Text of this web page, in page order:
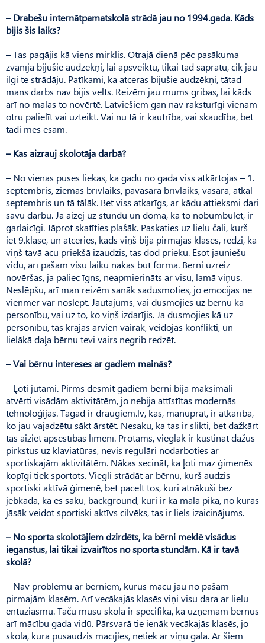
– Drabešu internātpamatskolā strādā jau no 1994.gada. Kāds
bijis šis laiks?
– Tas pagājis kā viens mirklis. Otrajā dienā pēc pasākuma
zvanīja bijušie audzēkņi, lai apsveiktu, tikai tad sapratu, cik jau
ilgi te strādāju. Patīkami, ka atceras bijušie audzēkņi, tātad
mans darbs nav bijis velts. Reizēm jau mums gribas, lai kāds
arī no malas to novērtē. Latviešiem gan nav raksturīgi vienam
otru palielīt vai uzteikt. Vai nu tā ir kautrība, vai skaudība, bet
tādi mēs esam.
– Kas aizrauj skolotāja darbā?
– No vienas puses liekas, ka gadu no gada viss atkārtojas – 1.
septembris, ziemas brīvlaiks, pavasara brīvlaiks, vasara, atkal
septembris un tā tālāk. Bet viss atkarīgs, ar kādu attieksmi dari
savu darbu. Ja aizej uz stundu un domā, kā to nobumbulēt, ir
garlaicīgi. Jāprot skatīties plašāk. Paskaties uz lielu čali, kurš
iet 9.klasē, un atceries, kāds viņš bija pirmajās klasēs, redzi, kā
viņš tavā acu priekšā izaudzis, tas dod prieku. Esot jauniešu
vidū, arī pašam visu laiku nākas būt formā. Bērni uzreiz
novēršas, ja paliec īgns, neapmierināts ar visu, lamā viņus.
Neslēpšu, arī man reizēm sanāk sadusmoties, jo emocijas ne
vienmēr var noslēpt. Jautājums, vai dusmojies uz bērnu kā
personību, vai uz to, ko viņš izdarījis. Ja dusmojies kā uz
personību, tas krājas arvien vairāk, veidojas konflikti, un
lielākā daļa bērnu tevi vairs negrib redzēt.
– Vai bērnu intereses ar gadiem mainās?
– Ļoti jūtami. Pirms desmit gadiem bērni bija maksimāli
atvērti visādām aktivitātēm, jo nebija attīstītas modernās
tehnoloģijas. Tagad ir draugiem.lv, kas, manuprāt, ir atkarība,
ko jau vajadzētu sākt ārstēt. Nesaku, ka tas ir slikti, bet dažkārt
tas aiziet apsēstības līmenī. Protams, vieglāk ir kustināt dažus
pirkstus uz klaviatūras, nevis regulāri nodarboties ar
sportiskajām aktivitātēm. Nākas secināt, ka ļoti maz ģimenēs
kopīgi tiek sportots. Viegli strādāt ar bērnu, kurš audzis
sportiski aktīvā ģimenē, bet pacelt tos, kuri atnākuši bez
jebkāda, kā es saku, background, kuri ir kā māla pika, no kuras
jāsāk veidot sportiski aktīvs cilvēks, tas ir liels izaicinājums.
– No sporta skolotājiem dzirdēts, ka bērni meklē visādus
ieganstus, lai tikai izvairītos no sporta stundām. Kā ir tavā
skolā?
– Nav problēmu ar bērniem, kurus mācu jau no pašām
pirmajām klasēm. Arī vecākajās klasēs viņi visu dara ar lielu
entuziasmu. Taču mūsu skolā ir specifika, ka uzņemam bērnus
arī mācību gada vidū. Pārsvarā tie ienāk vecākajās klasēs, jo
skola, kurā pusaudzis mācījies, netiek ar viņu galā. Ar šiem